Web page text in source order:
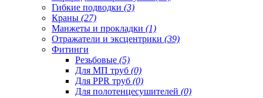
Гибкие подводки (3)
Краны (27)
Манжеты и прокладки (1)
Отражатели и эксцентрики (39)
Фитинги
Резьбовые (5)
Для МП труб (0)
Для PPR труб (0)
Для полотенцесушителей (0)